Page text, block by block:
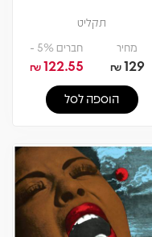
תקליט
מחיר
129
₪
חברים 5% -
122.55
₪
הוספה לסל